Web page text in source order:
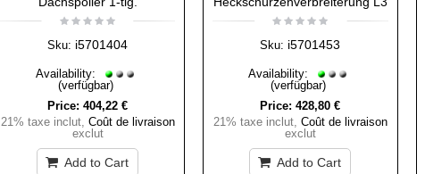
Sku: i5701404
Availability:
(verfügbar)
Price: 404,22 €
21% taxe inclut, Coût de livraison
exclut
Add to Cart
Sku: i5701453
Availability:
(verfügbar)
Price: 428,80 €
21% taxe inclut, Coût de livraison
exclut
Add to Cart